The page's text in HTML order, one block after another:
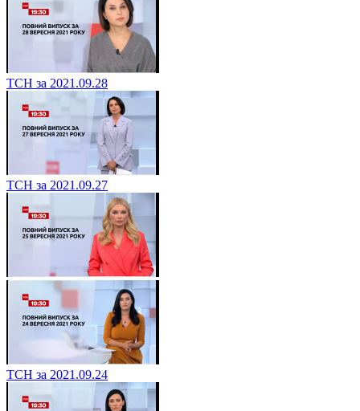
ТСН за 2021.09.28
ТСН за 2021.09.27
ТСН за 2021.09.24